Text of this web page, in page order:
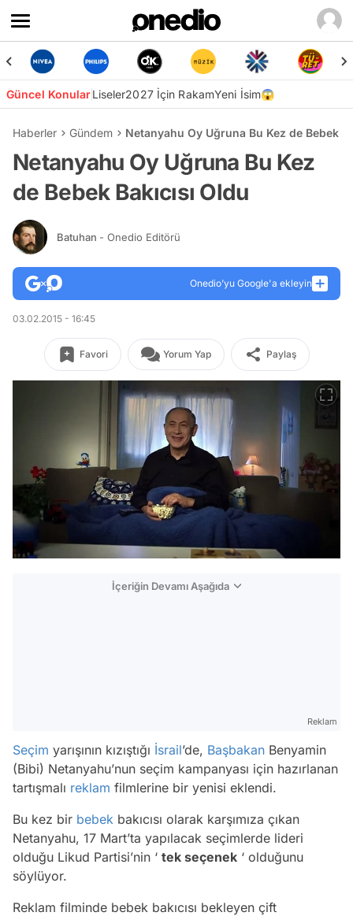
Güncel KonularLiseler2027 İçin RakamYeni İsim😱
Haberler Gündem Netanyahu Oy Uğruna Bu Kez de Bebek
Netanyahu Oy Uğruna Bu Kez
de Bebek Bakıcısı Oldu
Batuhan - Onedio Editörü
Onedio’yu Google'a ekleyin
03.02.2015 - 16:45
Favori Yorum Yap Paylaş
İçeriğin Devamı Aşağıda
Reklam
Seçim yarışının kızıştığı İsrail’de, Başbakan Benyamin
(Bibi) Netanyahu’nun seçim kampanyası için hazırlanan
tartışmalı reklam filmlerine bir yenisi eklendi.
Bu kez bir bebek bakıcısı olarak karşımıza çıkan
Netanyahu, 17 Mart’ta yapılacak seçimlerde lideri
olduğu Likud Partisi’nin ‘ tek seçenek ‘ olduğunu
söylüyor.
Reklam filminde bebek bakıcısı bekleyen çift